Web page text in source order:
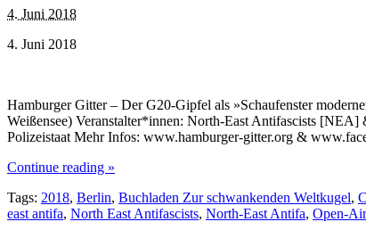
4. Juni 2018
4. Juni 2018
Hamburger Gitter – Der G20-Gipfel als »Schaufenster
Weißensee) Veranstalter*innen: North-East Antifascists
Polizeistaat Mehr Infos: www.hamburger-gitter.org &
Continue reading »
Tags: 2018, Berlin, Buchladen Zur schwankenden Weltkugel,
east antifa, North East Antifascists, North-East Antifa, Open-